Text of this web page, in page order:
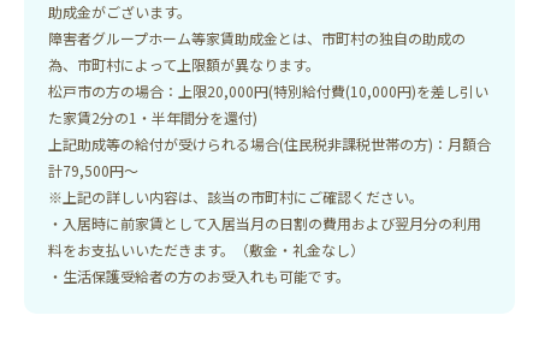
助成金がございます。
障害者グループホーム等家賃助成金とは、市町村の独自の助成の
為、市町村によって上限額が異なります。
松戸市の方の場合：上限20,000円(特別給付費(10,000円)を差し引い
た家賃2分の1・半年間分を還付)
上記助成等の給付が受けられる場合(住民税非課税世帯の方)：月額合
計79,500円～
※上記の詳しい内容は、該当の市町村にご確認ください。
・入居時に前家賃として入居当月の日割の費用および翌月分の利用
料をお支払いいただきます。（敷金・礼金なし）
・生活保護受給者の方のお受入れも可能です。